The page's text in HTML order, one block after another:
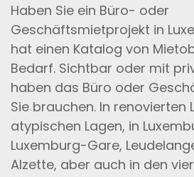
Haben Sie ein Büro- oder
Geschäftsmietprojekt in
hat einen Katalog von
Bedarf. Sichtbar oder mit
haben das Büro oder
Sie brauchen. In renovierten
atypischen Lagen, in
Luxemburg-Gare,
Alzette, aber auch in den